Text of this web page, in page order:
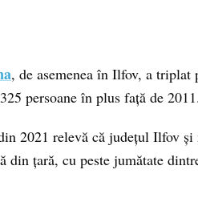
, de asemenea în Ilfov, a
persoane în plus față de 2011.
2021 relevă că județul Ilfov
din țară, cu peste jumătate